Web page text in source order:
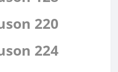
220
224